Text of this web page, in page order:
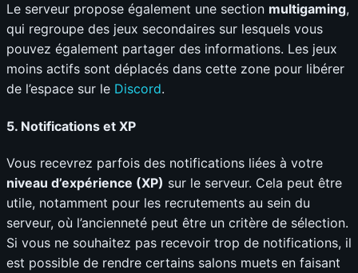
Le serveur propose également une section multigaming,
qui regroupe des jeux secondaires sur lesquels vous
pouvez également partager des informations. Les jeux
moins actifs sont déplacés dans cette zone pour libérer
de l’espace sur le Discord.
5. Notifications et XP
Vous recevrez parfois des notifications liées à votre
niveau d’expérience (XP) sur le serveur. Cela peut être
utile, notamment pour les recrutements au sein du
serveur, où l’ancienneté peut être un critère de sélection.
Si vous ne souhaitez pas recevoir trop de notifications, il
est possible de rendre certains salons muets en faisant